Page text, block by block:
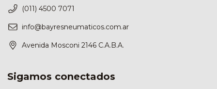
(011) 4500 7071
info@bayresneumaticos.com.ar
Avenida Mosconi 2146 C.A.B.A.
Sigamos conectados